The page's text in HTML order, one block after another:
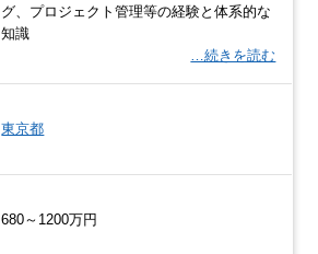
グ、プロジェクト管理等の経験と体系的な
知識
…続きを読む
東京都
680～1200万円